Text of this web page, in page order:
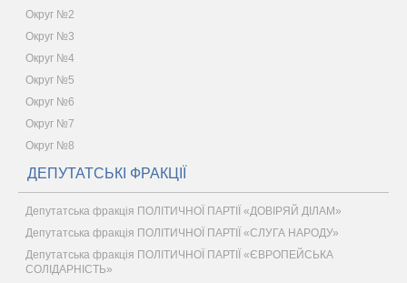
Округ №2
Округ №3
Округ №4
Округ №5
Округ №6
Округ №7
Округ №8
ДЕПУТАТСЬКІ ФРАКЦІЇ
Депутатська фракція ПОЛІТИЧНОЇ ПАРТІЇ «ДОВІРЯЙ ДІЛАМ»
Депутатська фракція ПОЛІТИЧНОЇ ПАРТІЇ «СЛУГА НАРОДУ»
Депутатська фракція ПОЛІТИЧНОЇ ПАРТІЇ «ЄВРОПЕЙСЬКА
СОЛІДАРНІСТЬ»